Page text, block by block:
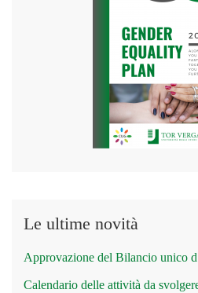
Le ultime novità
Approvazione del Bilancio unico
Calendario delle attività da